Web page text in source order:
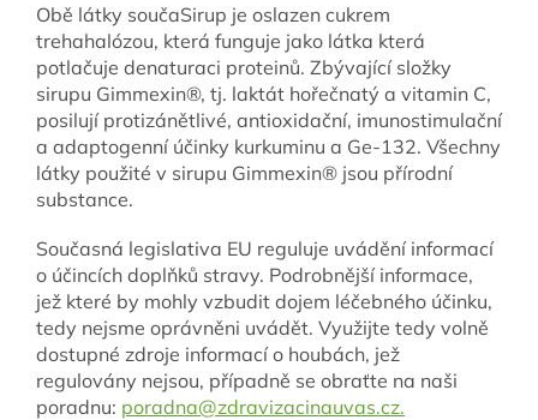
Obě látky součaSirup je oslazen cukrem
trehahalózou, která funguje jako látka která
potlačuje denaturaci proteinů. Zbývající složky
sirupu Gimmexin®, tj. laktát hořečnatý a vitamin C,
posilují protizánětlivé, antioxidační, imunostimulační
a adaptogenní účinky kurkuminu a Ge-132. Všechny
látky použité v sirupu Gimmexin® jsou přírodní
substance.
Současná legislativa EU reguluje uvádění informací
o účincích doplňků stravy. Podrobnější informace,
jež které by mohly vzbudit dojem léčebného účinku,
tedy nejsme oprávněni uvádět. Využijte tedy volně
dostupné zdroje informací o houbách, jež
regulovány nejsou, případně se obraťte na naši
poradnu: poradna@zdravizacinauvas.cz.